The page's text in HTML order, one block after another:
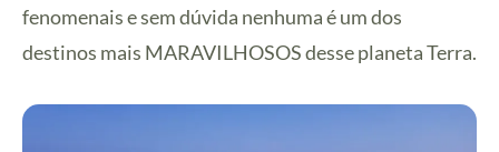
fenomenais e sem dúvida nenhuma é um dos
destinos mais MARAVILHOSOS desse planeta Terra.